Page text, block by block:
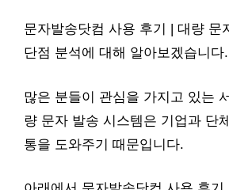
문자발송닷컴 사용 후기 | 대량 문
단점 분석에 대해 알아보겠습니다.
많은 분들이 관심을 가지고 있는
량 문자 발송 시스템은 기업과 단
통을 도와주기 때문입니다.